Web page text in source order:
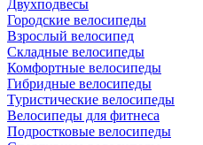
Двухподвесы
Городские велосипеды
Взрослый велосипед
Складные велосипеды
Комфортные велосипеды
Гибридные велосипеды
Туристические велосипеды
Велосипеды для фитнеса
Подростковые велосипеды